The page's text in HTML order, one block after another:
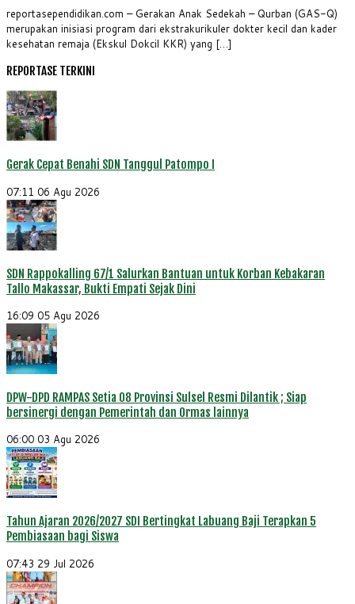
Share
reportasependidikan.com – Gerakan Anak Sedekah – Qurban (GAS-Q)
merupakan inisiasi program dari ekstrakurikuler dokter kecil dan kader
kesehatan remaja (Ekskul Dokcil KKR) yang […]
REPORTASE TERKINI
Gerak Cepat Benahi SDN Tanggul Patompo I
07:11 06 Agu 2026
SDN Rappokalling 67/1 Salurkan Bantuan untuk Korban Kebakaran
Tallo Makassar, Bukti Empati Sejak Dini
16:09 05 Agu 2026
DPW-DPD RAMPAS Setia 08 Provinsi Sulsel Resmi Dilantik ; Siap
bersinergi dengan Pemerintah dan Ormas lainnya
06:00 03 Agu 2026
Tahun Ajaran 2026/2027 SDI Bertingkat Labuang Baji Terapkan 5
Pembiasaan bagi Siswa
07:43 29 Jul 2026